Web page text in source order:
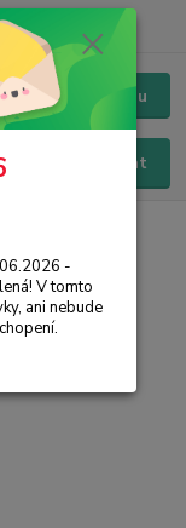
Menu
Hledat
-
V tomto
ani nebude